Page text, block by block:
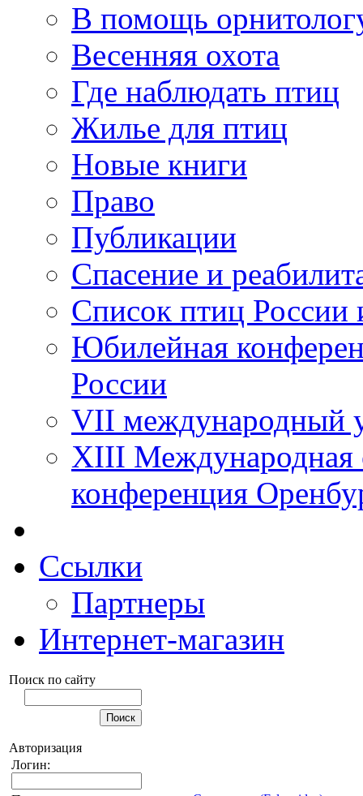
В помощь
Весенняя охота
Где наблюдать птиц
Жилье для птиц
Новые книги
Право
Публикации
Спасение и
Список птиц России
Юбилейная
России
VII международный
XIII Международная
конференция
Ссылки
Партнеры
Интернет-магазин
Поиск по сайту
Авторизация
Логин: